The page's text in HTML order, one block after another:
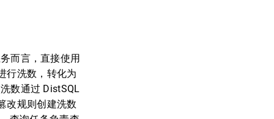
而言，直接使用
行洗数，转化为
数通过 DistSQL
改规则创建洗数